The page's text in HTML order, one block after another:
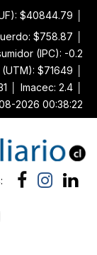
$40844.79
$758.87
(IPC): -0.2
$71649
Imacec: 2.4
2026 00:38:22